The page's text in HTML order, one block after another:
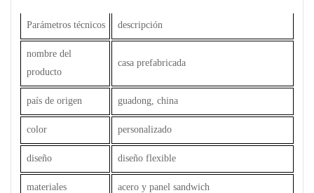
Parámetros técnicos descripción
nombre del
producto
casa prefabricada
país de origen guadong, china
color personalizado
diseño diseño flexible
materiales acero y panel sandwich